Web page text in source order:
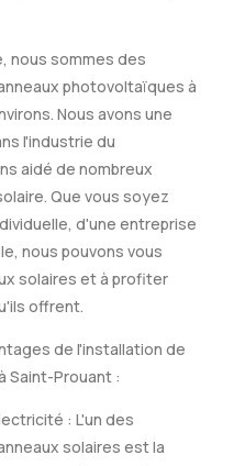
nous sommes des
photovoltaïques à
Nous avons une
l'industrie du
aidé de nombreux
Que vous soyez
d'une entreprise
nous pouvons vous
solaires et à profiter
offrent.
de l'installation de
Saint-Prouant :
: L'un des
solaires est la